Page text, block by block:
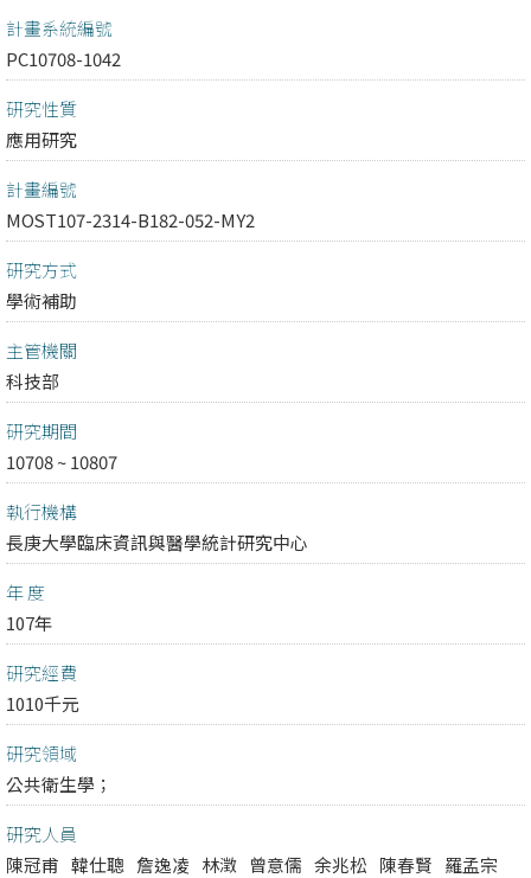
計畫系統編號
PC10708-1042
研究性質
應用研究
計畫編號
MOST107-2314-B182-052-MY2
研究方式
學術補助
主管機關
科技部
研究期間
10708 ~ 10807
執行機構
長庚大學臨床資訊與醫學統計研究中心
年 度
107年
研究經費
1010千元
研究領域
公共衛生學；
研究人員
陳冠甫 韓仕聰 詹逸凌 林澂 曾意儒 余兆松 陳春賢 羅孟宗